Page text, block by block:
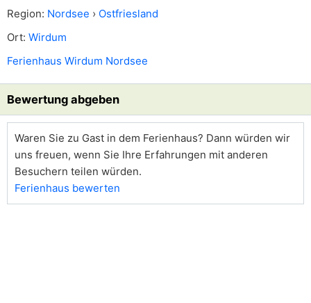
Region: Nordsee › Ostfriesland
Ort: Wirdum
Ferienhaus Wirdum Nordsee
Bewertung abgeben
Waren Sie zu Gast in dem Ferienhaus? Dann würden wir
uns freuen, wenn Sie Ihre Erfahrungen mit anderen
Besuchern teilen würden.
Ferienhaus bewerten